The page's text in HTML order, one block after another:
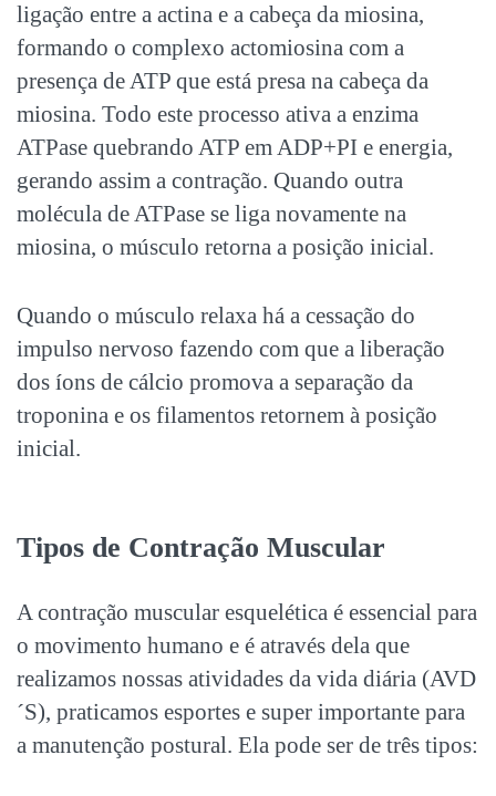
ligação entre a actina e a cabeça da miosina,
formando o complexo actomiosina com a
presença de ATP que está presa na cabeça da
miosina. Todo este processo ativa a enzima
ATPase quebrando ATP em ADP+PI e energia,
gerando assim a contração. Quando outra
molécula de ATPase se liga novamente na
miosina, o músculo retorna a posição inicial.
Quando o músculo relaxa há a cessação do
impulso nervoso fazendo com que a liberação
dos íons de cálcio promova a separação da
troponina e os filamentos retornem à posição
inicial.
Tipos de Contração Muscular
A contração muscular esquelética é essencial para
o movimento humano e é através dela que
realizamos nossas atividades da vida diária (AVD
´S), praticamos esportes e super importante para
a manutenção postural. Ela pode ser de três tipos: